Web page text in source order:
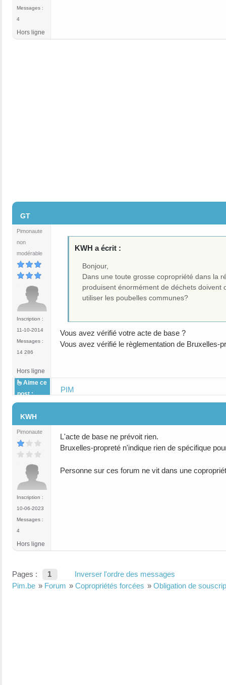
Messages :
4
Hors ligne
GT
Pimonaute
non
modérable
Inscription :
11-10-2014
Messages :
14 286
KWH a écrit :
Bonjour,
Dans une toute grosse copropriété dans la
produisent énormément de déchets
utiliser les poubelles communes?
Vous avez vérifié votre acte de base ?
Vous avez vérifié le règlementation de Bruxelles-
Hors ligne
Aime ce
post :
PIM
KWH
Pimonaute
Inscription :
10-06-2023
Messages :
4
L'acte de base ne prévoit rien.
Bruxelles-propreté n'indique rien de spécifique
Personne sur ces forum ne vit dans une
Hors ligne
Pages : 1
Inverser l'ordre des messages
Pim.be » Forum » Copropriétés forcées » Obligation de